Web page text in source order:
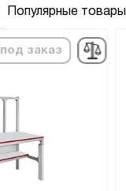
Популярные товары
под заказ